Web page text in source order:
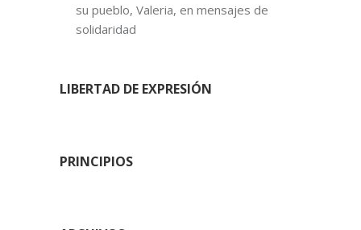
su pueblo, Valeria, en mensajes de
solidaridad
LIBERTAD DE EXPRESIÓN
PRINCIPIOS